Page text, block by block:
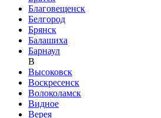
Благовещенск
Белгород
Брянск
Балашиха
Барнаул
В
Высоковск
Воскресенск
Волоколамск
Видное
Верея